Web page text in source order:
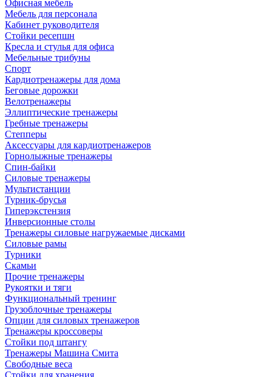
Офисная мебель
Мебель для персонала
Кабинет руководителя
Стойки ресепшн
Кресла и стулья для офиса
Мебельные трибуны
Спорт
Кардиотренажеры для дома
Беговые дорожки
Велотренажеры
Эллиптические тренажеры
Гребные тренажеры
Степперы
Аксессуары для кардиотренажеров
Горнолыжные тренажеры
Спин-байки
Силовые тренажеры
Мультистанции
Турник-брусья
Гиперэкстензия
Инверсионные столы
Тренажеры силовые нагружаемые дисками
Силовые рамы
Турники
Скамьи
Прочие тренажеры
Рукоятки и тяги
Функциональный тренинг
Грузоблочные тренажеры
Опции для силовых тренажеров
Тренажеры кроссоверы
Стойки под штангу
Тренажеры Машина Смита
Свободные веса
Стойки для хранения